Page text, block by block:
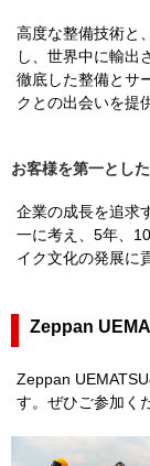
高度な整備技術と
し、世界中に輸出
徹底した整備とサ
クとの出会いを提
お客様を第一とし
企業の成長を追求
一に考え、5年、
イク文化の発展に
Zeppan
Zeppan
す。ぜひご参加く